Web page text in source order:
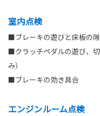
室内点検
■ブレーキの遊びと床板の
■クラッチペダルの遊び、
み）
■ブレーキの効き具合
エンジンルーム点検